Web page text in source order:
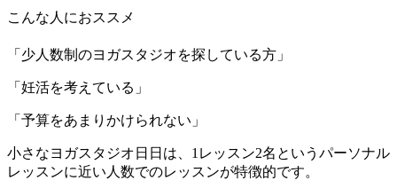
こんな人におススメ
「少人数制のヨガスタジオを探している方」
「妊活を考えている」
「予算をあまりかけられない」
小さなヨガスタジオ日日は、1レッスン2名というパーソナル
レッスンに近い人数でのレッスンが特徴的です。